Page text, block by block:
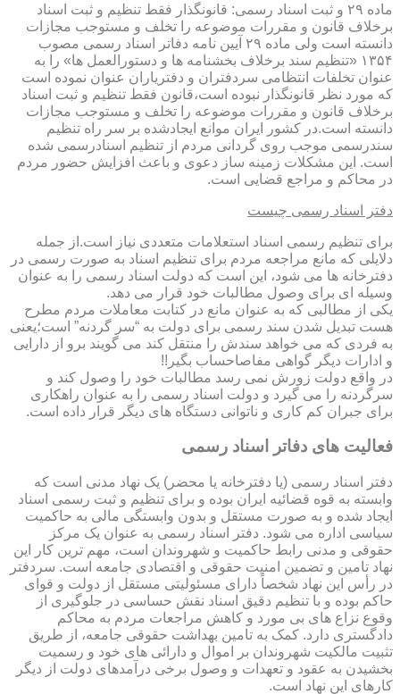
ماده ۲۹ و ثبت اسناد رسمی: قانونگذار فقط تنظیم و ثبت اسناد
برخلاف قانون و مقررات موضوعه را تخلف و مستوجب مجازات
دانسته است ولی ماده ۲۹ آیین نامه دفاتر اسناد رسمی مصوب
۱۳۵۴ «تنظیم سند برخلاف بخشنامه ها و دستورالعمل ها» را به
عنوان تخلفات انتظامی سردفتران و دفتریاران عنوان نموده است
که مورد نظر قانونگذار نبوده است،قانون فقط تنظیم و ثبت اسناد
برخلاف قانون و مقررات موضوعه را تخلف و مستوجب مجازات
دانسته است.در کشور ایران موانع ایجادشده بر سر راه تنظیم
سندرسمی موجب روی گردانی مردم از تنظیم اسنادرسمی شده
است. این مشکلات زمینه ساز دعوی و باعث افزایش حضور مردم
در محاکم و مراجع قضایی است.
دفتر اسناد رسمی چیست
برای تنظیم رسمی اسناد استعلامات متعددی نیاز است.از جمله
دلایلی که مانع مراجعه مردم برای تنظیم اسناد به صورت رسمی در
دفترخانه ها می شود، این است که دولت اسناد رسمی را به عنوان
وسیله ای برای وصول مطالبات خود قرار می دهد.
یکی از مطالبی که به عنوان مانع در کتابت معاملات مردم مطرح
هست تبدیل شدن سند رسمی برای دولت به “سر گردنه” است؛یعنی
به فردی که می خواهد سندش را منتقل کند می گویند برو از دارایی
و ادارات دیگر گواهی مفاصاحساب بگیر!!
در واقع دولت زورش نمی رسد مطالبات خود را وصول کند و
سرگردنه را می گیرد و دولت اسناد رسمی را به عنوان راهکاری
برای جبران کم کاری و ناتوانی دستگاه های دیگر قرار داده است.
فعالیت های دفاتر اسناد رسمی
دفتر اسناد رسمی (یا دفترخانه یا محضر) یک نهاد مدنی است که
وابسته به قوه قضائیه ایران بوده و برای تنظیم و ثبت رسمی اسناد
ایجاد شده و به صورت مستقل و بدون وابستگی مالی به حاکمیت
سیاسی اداره می شود. دفتر اسناد رسمی به عنوان یک مرکز
حقوقی و مدنی رابط حاکمیت و شهروندان است، مهم ترین کار این
نهاد تامین و تضمین امنیت حقوقی و اقتصادی جامعه است. سردفتر
در رأس این نهاد شخصاً دارای مسئولیتی مستقل از دولت و قوای
حاکم بوده و با تنظیم دقیق اسناد نقش حساسی در جلوگیری از
وقوع نزاع های بی مورد و کاهش مراجعات مردم به محاکم
دادگستری دارد. کمک به تامین بهداشت حقوقی جامعه، از طریق
تثبیت مالکیت شهروندان بر اموال و دارائی های خود و رسمیت
بخشیدن به عقود و تعهدات و وصول برخی درآمدهای دولت از دیگر
کارهای این نهاد است.